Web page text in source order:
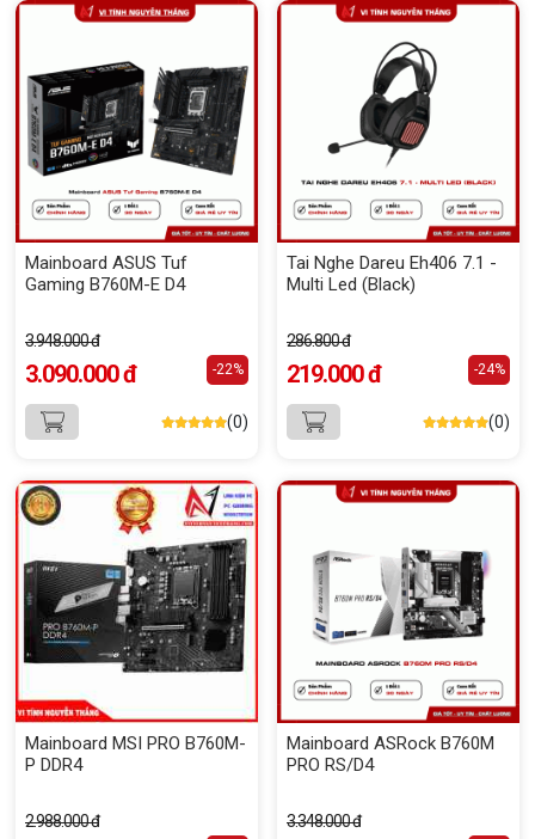
Mainboard ASUS Tuf
Gaming B760M-E D4
3.948.000 đ
3.090.000 đ -22%
(0)
Tai Nghe Dareu Eh406 7.1 -
Multi Led (Black)
286.800 đ
219.000 đ -24%
(0)
Mainboard MSI PRO B760M-
P DDR4
2.988.000 đ
Mainboard ASRock B760M
PRO RS/D4
3.348.000 đ